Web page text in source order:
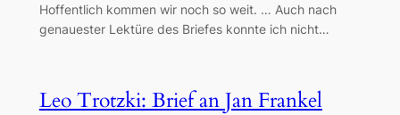
Hoffentlich kommen wir noch so weit. … Auch nach
genauester Lektüre des Briefes konnte ich nicht…
Leo Trotzki: Brief an Jan Frankel